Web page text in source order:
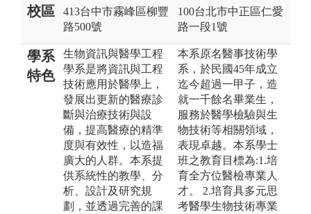
校區
413台中市霧峰區柳豐
路500號
100台北市中正區仁愛
路一段1號
學系
特色
生物資訊與醫學工程
學系是將資訊與工程
技術應用於醫學上，
發展出更新的醫療診
斷與治療技術與設
備，提高醫療的精準
度與有效性，以造福
廣大的人群。本系提
供系統性的教學、分
析、設計及研究規
劃，並透過完善的課
本系原名醫事技術學
系，於民國45年成立
迄今超過一甲子，造
就一千餘名畢業生，
服務於醫學檢驗與生
物技術等相關領域，
表現卓越。本系學士
班之教育目標為:1.培
育全方位醫檢專業人
才。 2.培育具多元思
考醫學生物技術專業